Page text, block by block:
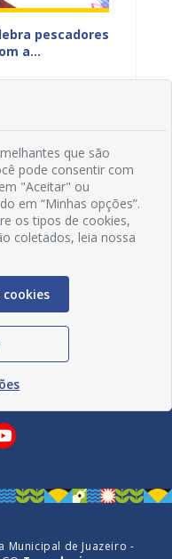
pescadores
a
03/
Municipal de Juazeiro -
que são
pode consentir com
"Aceitar" ou
em “Minhas opções”.
os tipos de cookies,
coletados, leia nossa